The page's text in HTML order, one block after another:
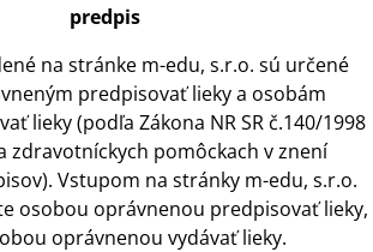
predpis
na stránke m-edu, s.r.o. sú určené
predpisovať lieky a osobám
lieky (podľa Zákona NR SR č.140/1998
zdravotníckych pomôckach v znení
Vstupom na stránky m-edu, s.r.o.
osobou oprávnenou predpisovať lieky,
oprávnenou vydávať lieky.